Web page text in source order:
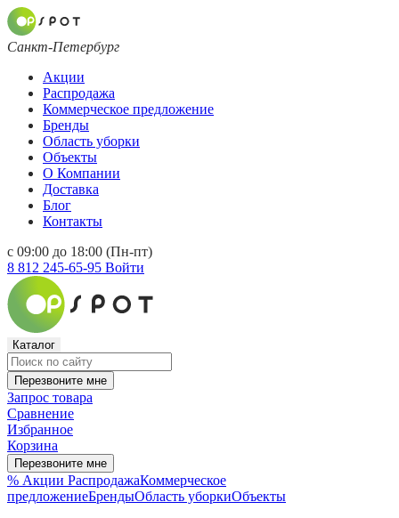
Санкт-Петербург
Акции
Распродажа
Коммерческое предложение
Бренды
Область уборки
Объекты
О Компании
Доставка
Блог
Контакты
с 09:00 до 18:00 (Пн-пт)
8 812 245-65-95 Войти
Каталог
Перезвоните мне
Запрос товара
Сравнение
Избранное
Корзина
Перезвоните мне
% Акции РаспродажаКоммерческое
предложениеБрендыОбласть уборкиОбъекты